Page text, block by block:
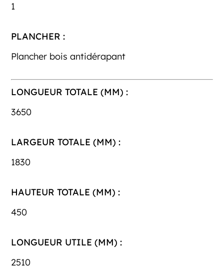
1
PLANCHER :
Plancher bois antidérapant
LONGUEUR TOTALE (MM) :
3650
LARGEUR TOTALE (MM) :
1830
HAUTEUR TOTALE (MM) :
450
LONGUEUR UTILE (MM) :
2510